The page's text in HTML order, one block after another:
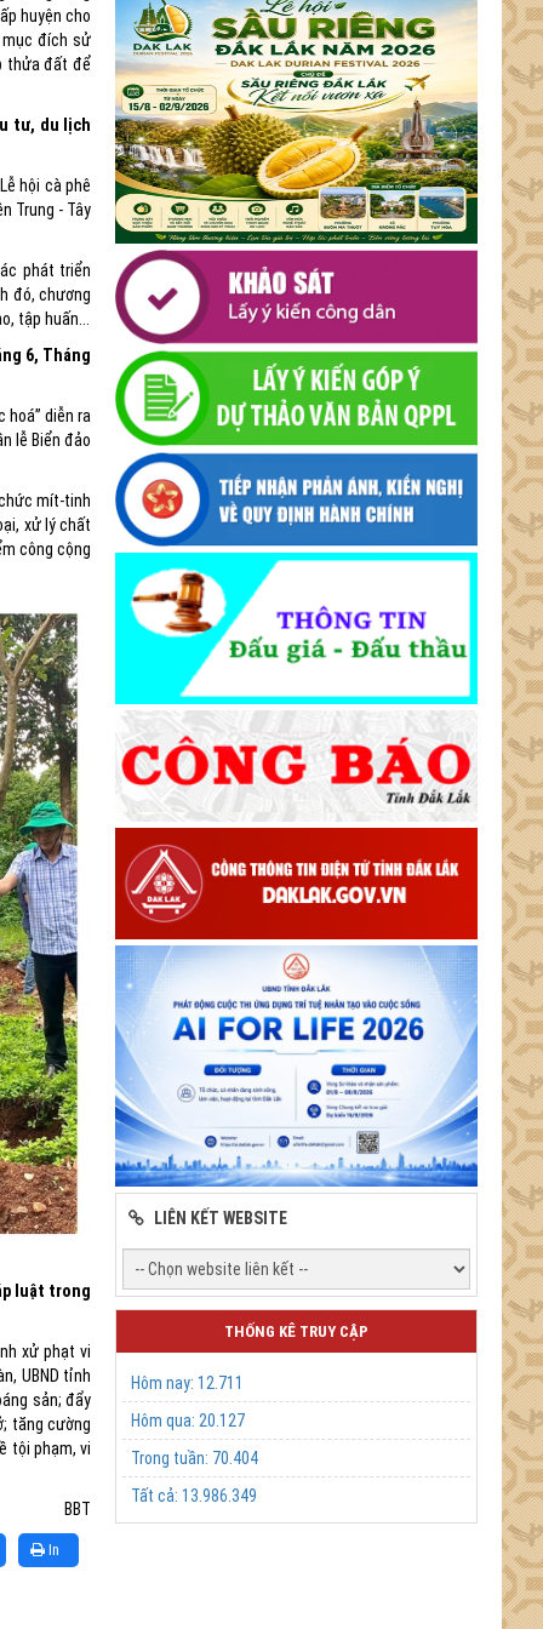
huyện cho
mục đích sử
thửa đất để
tư, du lịch
hội cà phê
Trung - Tây
phát triển
đó, chương
tập huấn...
6, Tháng
hoá” diễn ra
lễ Biển đảo
mít-tinh
xử lý chất
công cộng
luật trong
xử phạt vi
UBND tỉnh
sản; đẩy
tăng cường
tội phạm, vi
BBT
In
LIÊN KẾT WEBSITE
THỐNG KÊ TRUY CẬP
Hôm nay:12.711
Hôm qua: 20.127
Trong tuần: 70.404
Tất cả:13.986.349